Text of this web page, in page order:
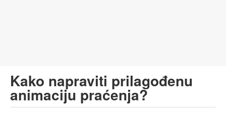
Kako napraviti prilagođenu
animaciju praćenja?